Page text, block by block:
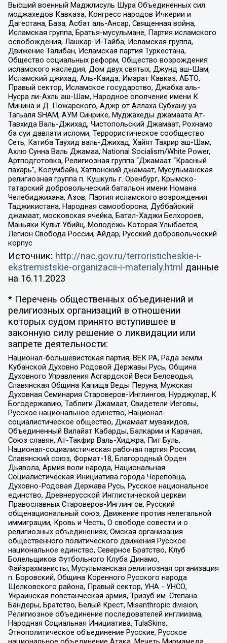
Высший военный Маджлисуль Шура Объединенных сил
моджахедов Кавказа, Конгресс народов Ичкерии и
Дагестана, База, Асбат аль-Ансар, Священная война,
Исламская группа, Братья-мусульмане, Партия исламского
освобождения, Лашкар-И-Тайба, Исламская группа,
Движение Талибан, Исламская партия Туркестана,
Общество социальных реформ, Общество возрождения
исламского наследия, Дом двух святых, Джунд аш-Шам,
Исламский джихад, Аль-Каида, Имарат Кавказ, АБТО,
Правый сектор, Исламское государство, Джабха аль-
Нусра ли-Ахль аш-Шам, Народное ополчение имени К.
Минина и Д. Пожарского, Аджр от Аллаха Субхану уа
Тагьаля SHAM, АУМ Синрике, Муджахеды джамаата Ат-
Тавхида Валь-Джихад, Чистопольский Джамаат, Рохнамо
ба суи давлати исломи, Террористическое сообщество
Сеть, Катиба Таухид валь-Джихад, Хайят Тахрир аш-Шам,
Ахлю Сунна Валь Джамаа, National Socialism/White Power,
Артподготовка, Религиозная группа “Джамаат “Красный
пахарь”, Колумбайн, Хатлонский джамаат, Мусульманская
религиозная группа п. Кушкуль г. Оренбург, Крымско-
татарский добровольческий батальон имени Номана
Челебиджихана, Азов, Партия исламского возрождения
Таджикистана, Народная самооборона, Дуббайский
джамаат, московская ячейка, Батал-Хаджи Белхороев,
Маньяки Культ Убийц, Молодёжь Которая Улыбается,
Легион Свобода России, Айдар, Русский добровольческий
корпус
Источник: http://nac.gov.ru/terroristicheskie-i-
ekstremistskie-organizacii-i-materialy.html данные
на 16.11.2023
* Перечень общественных объединений и
религиозных организаций в отношении
которых судом принято вступившее в
законную силу решение о ликвидации или
запрете деятельности:
Национал-большевистская партия, ВЕК РА, Рада земли
Кубанской Духовно Родовой Державы Русь, Община
Духовного Управления Асгардской Веси Беловодья,
Славянская Община Капища Веды Перуна, Мужская
Духовная Семинария Староверов-Инглингов, Нурджулар, К
Богодержавию, Таблиги Джамаат, Свидетели Иеговы,
Русское национальное единство, Национал-
социалистическое общество, Джамаат мувахидов,
Объединенный Вилайат Кабарды, Балкарии и Карачая,
Союз славян, Ат-Такфир Валь-Хиджра, Пит Буль,
Национал-социалистическая рабочая партия России,
Славянский союз, Формат-18, Благородный Орден
Дьявола, Армия воли народа, Национальная
Социалистическая Инициатива города Череповца,
Духовно-Родовая Держава Русь, Русское национальное
единство, Древнерусской Инглистической церкви
Православных Староверов-Инглингов, Русский
общенациональный союз, Движение против нелегальной
иммиграции, Кровь и Честь, О свободе совести и о
религиозных объединениях, Омская организация
общественного политического движения Русское
национальное единство, Северное Братство, Клуб
Болельщиков Футбольного Клуба Динамо,
Файзрахманисты, Мусульманская религиозная организация
п. Боровский, Община Коренного Русского народа
Щелковского района, Правый сектор, УНА - УНСО,
Украинская повстанческая армия, Тризуб им. Степана
Бандеры, Братство, Белый Крест, Misanthropic division,
Религиозное объединение последователей инглиизма,
Народная Социальная Инициатива, TulaSkins,
Этнополитическое объединение Русские, Русское